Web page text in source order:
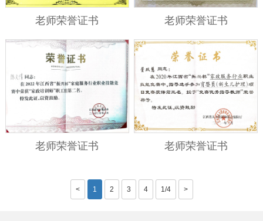
老师荣誉证书 老师荣誉证书
老师荣誉证书 老师荣誉证书
< 1 2 3 4 1/4 >